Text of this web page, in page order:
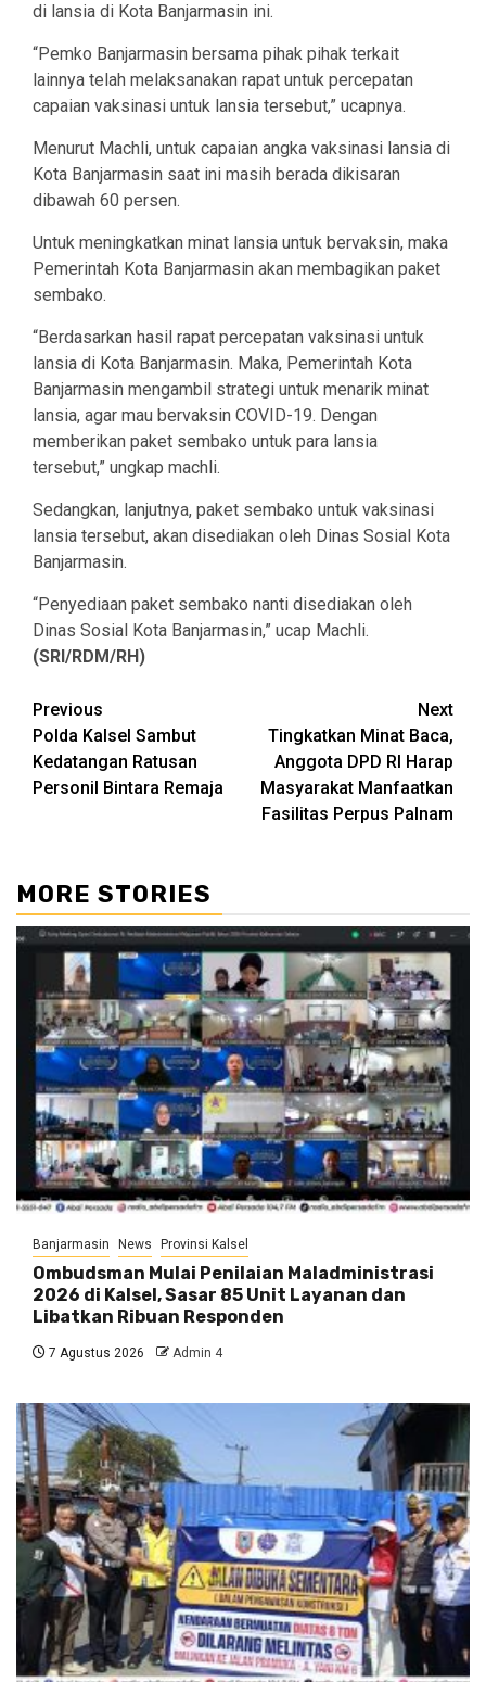
di lansia di Kota Banjarmasin ini.
“Pemko Banjarmasin bersama pihak pihak terkait
lainnya telah melaksanakan rapat untuk percepatan
capaian vaksinasi untuk lansia tersebut,” ucapnya.
Menurut Machli, untuk capaian angka vaksinasi lansia di
Kota Banjarmasin saat ini masih berada dikisaran
dibawah 60 persen.
Untuk meningkatkan minat lansia untuk bervaksin, maka
Pemerintah Kota Banjarmasin akan membagikan paket
sembako.
“Berdasarkan hasil rapat percepatan vaksinasi untuk
lansia di Kota Banjarmasin. Maka, Pemerintah Kota
Banjarmasin mengambil strategi untuk menarik minat
lansia, agar mau bervaksin COVID-19. Dengan
memberikan paket sembako untuk para lansia
tersebut,” ungkap machli.
Sedangkan, lanjutnya, paket sembako untuk vaksinasi
lansia tersebut, akan disediakan oleh Dinas Sosial Kota
Banjarmasin.
“Penyediaan paket sembako nanti disediakan oleh
Dinas Sosial Kota Banjarmasin,” ucap Machli.
(SRI/RDM/RH)
Continue
Reading
Previous
Polda Kalsel Sambut
Kedatangan Ratusan
Personil Bintara Remaja
Next
Tingkatkan Minat Baca,
Anggota DPD RI Harap
Masyarakat Manfaatkan
Fasilitas Perpus Palnam
MORE STORIES
Banjarmasin News Provinsi Kalsel
Ombudsman Mulai Penilaian Maladministrasi
2026 di Kalsel, Sasar 85 Unit Layanan dan
Libatkan Ribuan Responden
7 Agustus 2026 Admin 4